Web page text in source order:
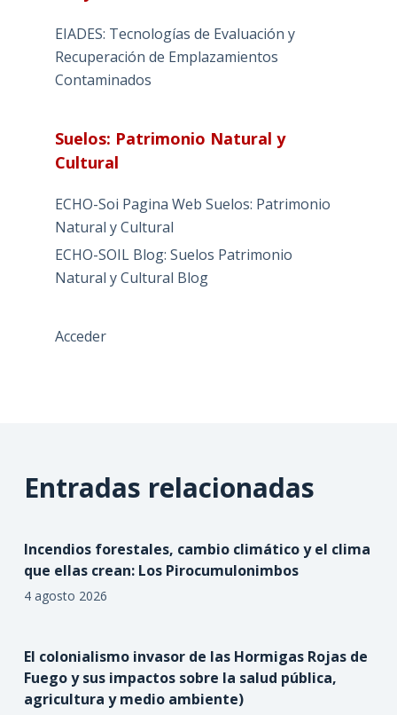
EIADES: Tecnologías de Evaluación y
Recuperación de Emplazamientos
Contaminados
Suelos: Patrimonio Natural y
Cultural
ECHO-Soi Pagina Web Suelos: Patrimonio
Natural y Cultural
ECHO-SOIL Blog: Suelos Patrimonio
Natural y Cultural Blog
Acceder
Entradas relacionadas
Incendios forestales, cambio climático y el clima
que ellas crean: Los Pirocumulonimbos
4 agosto 2026
El colonialismo invasor de las Hormigas Rojas de
Fuego y sus impactos sobre la salud pública,
agricultura y medio ambiente)